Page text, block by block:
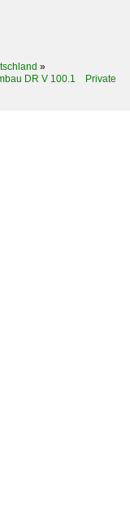
»
DR V 100.1 Private